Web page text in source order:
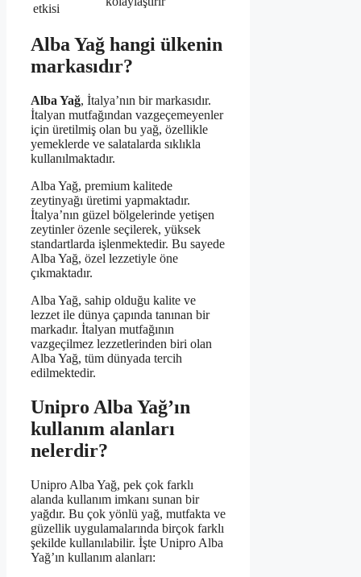
etkisi
Alba Yağ hangi ülkenin
markasıdır?
Alba Yağ, İtalya’nın bir markasıdır.
İtalyan mutfağından vazgeçemeyenler
için üretilmiş olan bu yağ, özellikle
yemeklerde ve salatalarda sıklıkla
kullanılmaktadır.
Alba Yağ, premium kalitede
zeytinyağı üretimi yapmaktadır.
İtalya’nın güzel bölgelerinde yetişen
zeytinler özenle seçilerek, yüksek
standartlarda işlenmektedir. Bu sayede
Alba Yağ, özel lezzetiyle öne
çıkmaktadır.
Alba Yağ, sahip olduğu kalite ve
lezzet ile dünya çapında tanınan bir
markadır. İtalyan mutfağının
vazgeçilmez lezzetlerinden biri olan
Alba Yağ, tüm dünyada tercih
edilmektedir.
Unipro Alba Yağ’ın
kullanım alanları
nelerdir?
Unipro Alba Yağ, pek çok farklı
alanda kullanım imkanı sunan bir
yağdır. Bu çok yönlü yağ, mutfakta ve
güzellik uygulamalarında birçok farklı
şekilde kullanılabilir. İşte Unipro Alba
Yağ’ın kullanım alanları: